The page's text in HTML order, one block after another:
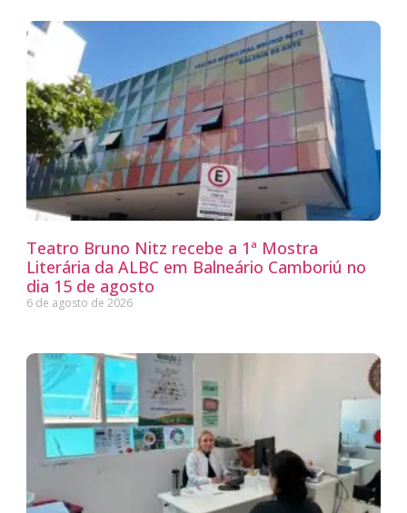
Teatro Bruno Nitz recebe a 1ª Mostra
Literária da ALBC em Balneário Camboriú no
dia 15 de agosto
6 de agosto de 2026